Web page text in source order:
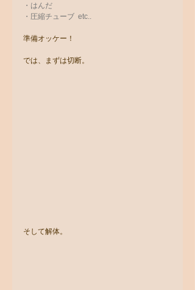
・はんだ
・圧縮チューブ  etc..
準備オッケー！
では、まずは切断。
そして解体。